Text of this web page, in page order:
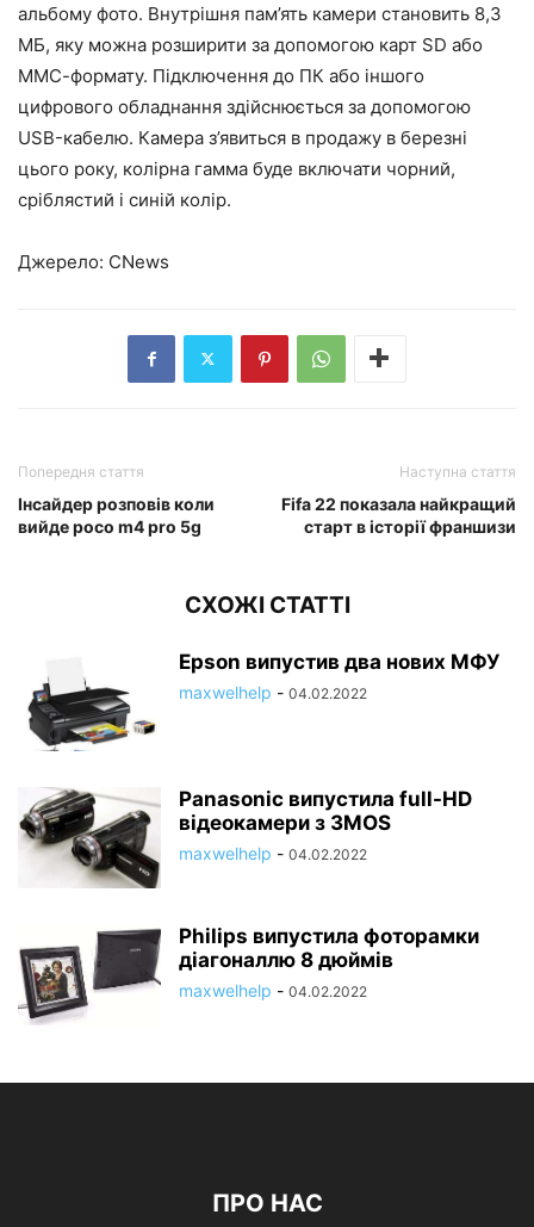
альбому фото. Внутрішня пам’ять камери становить 8,3
МБ, яку можна розширити за допомогою карт SD або
ММС-формату. Підключення до ПК або іншого
цифрового обладнання здійснюється за допомогою
USB-кабелю. Камера з’явиться в продажу в березні
цього року, колірна гамма буде включати чорний,
сріблястий і синій колір.
Джерело: CNews
Попередня стаття
Інсайдер розповів коли
вийде poco m4 pro 5g
Наступна стаття
Fifa 22 показала найкращий
старт в історії франшизи
СХОЖІ СТАТТІ
Epson випустив два нових МФУ
maxwelhelp - 04.02.2022
Panasonic випустила full-HD
відеокамери з 3MOS
maxwelhelp - 04.02.2022
Philips випустила фоторамки
діагоналлю 8 дюймів
maxwelhelp - 04.02.2022
ПРО НАС